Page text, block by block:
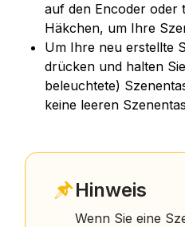
auf den Encoder oder
Häkchen, um Ihre
Um Ihre neu erstellte
drücken und halten
beleuchtete)
keine leeren
Hinweis
Wenn Sie eine